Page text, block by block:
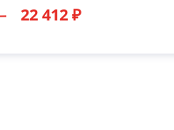
22 412 ₽